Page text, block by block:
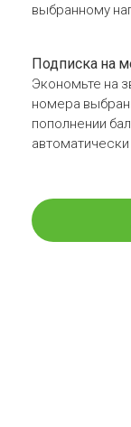
выбранному
Подписка на
Экономьте на
номера
пополнении